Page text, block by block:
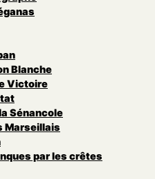
Blanche
Victoire
Sénancole
Marseillais
par les crêtes